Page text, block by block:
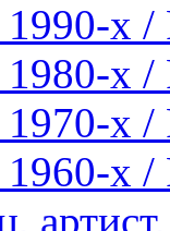
х /
х /
х /
х /